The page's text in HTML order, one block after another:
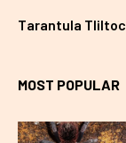
Tarantula
MOST POPULAR